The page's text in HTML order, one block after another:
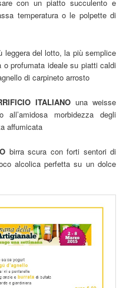
con un piatto succulento e
temperatura o le polpette di
leggera del lotto, la più semplice
o profumata ideale su piatti caldi
di carpineto arrosto
ITALIANO una weisse
all’amidosa morbidezza degli
affumicata
birra scura con forti sentori di
alcolica perfetta su un dolce